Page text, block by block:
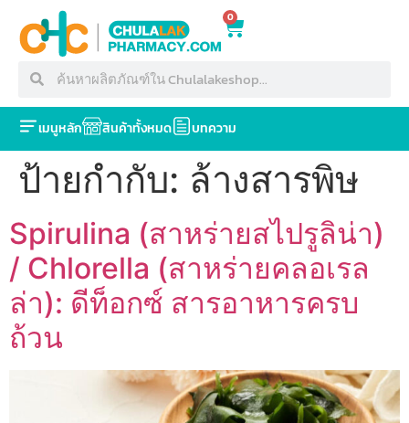
0
เมนูหลัก สินค้าทั้งหมด บทความ
ป้ายกำกับ: ล้างสารพิษ
Spirulina (สาหร่ายสไปรูลิน่า)
/ Chlorella (สาหร่ายคลอเรล
ล่า): ดีท็อกซ์ สารอาหารครบ
ถ้วน